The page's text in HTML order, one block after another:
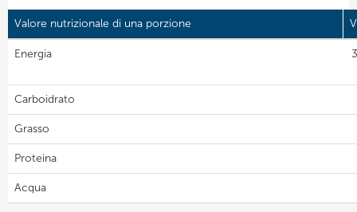
Valore nutrizionale di una porzione
Energia
Carboidrato
Grasso
Proteina
Acqua